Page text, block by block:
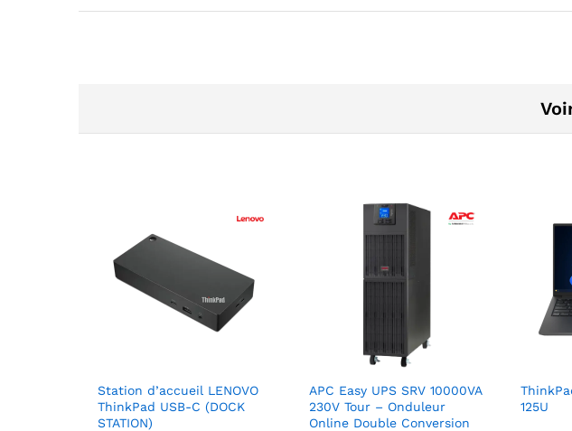
Station d’accueil LENOVO
ThinkPad USB-C (DOCK
STATION)
APC Easy UPS SRV 10000VA
230V Tour – Onduleur
Online Double Conversion
125U